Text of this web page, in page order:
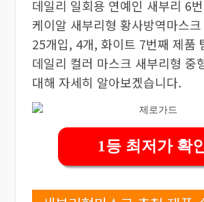
데일리 일회용 연예인 새부리 6
케이알 새부리형 황사방역마스
25개입, 4개, 화이트 7번째 제품
데일리 컬러 마스크 새부리형 중
대해 자세히 알아보겠습니다.
1등 최저가 확